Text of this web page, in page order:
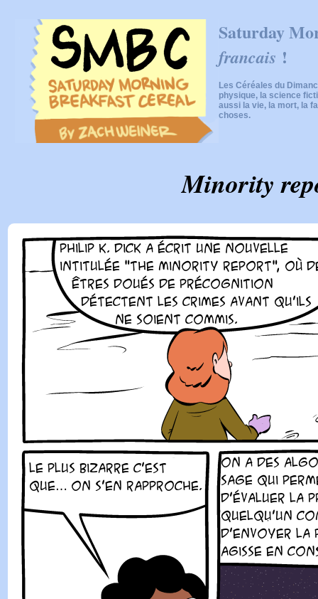
Saturday
francais !
Les Céréales du
physique, la science
aussi la vie, la mort, la
choses.
Minority